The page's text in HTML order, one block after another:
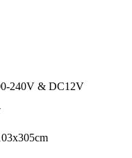
240V & DC12V